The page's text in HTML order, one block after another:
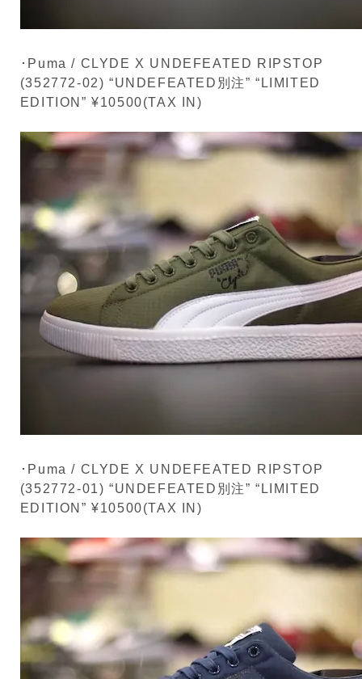
･Puma / CLYDE X UNDEFEATED RIPSTOP
(352772-02) “UNDEFEATED別注” “LIMITED
EDITION” ¥10500(TAX IN)
･Puma / CLYDE X UNDEFEATED RIPSTOP
(352772-01) “UNDEFEATED別注” “LIMITED
EDITION” ¥10500(TAX IN)